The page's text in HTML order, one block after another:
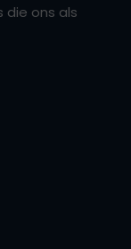
die ons als